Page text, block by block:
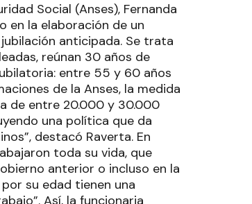
Social (Anses), Fernanda
en la elaboración de un
anticipada. Se trata
reúnan 30 años de
entre 55 y 60 años
de la Anses, la medida
de entre 20.000 y 30.000
una política que da
destacó Raverta. En
toda su vida, que
anterior o incluso en la
su edad tienen una